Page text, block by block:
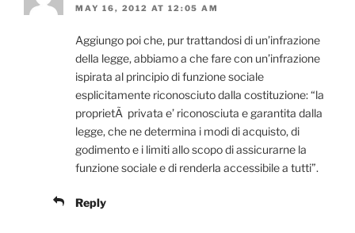
MAY 16, 2012 AT 12:05 AM
Aggiungo poi che, pur trattandosi di un’infrazione
della legge, abbiamo a che fare con un’infrazione
ispirata al principio di funzione sociale
esplicitamente riconosciuto dalla costituzione: “la
proprietÃ privata e’ riconosciuta e garantita dalla
legge, che ne determina i modi di acquisto, di
godimento e i limiti allo scopo di assicurarne la
funzione sociale e di renderla accessibile a tutti”.
Reply